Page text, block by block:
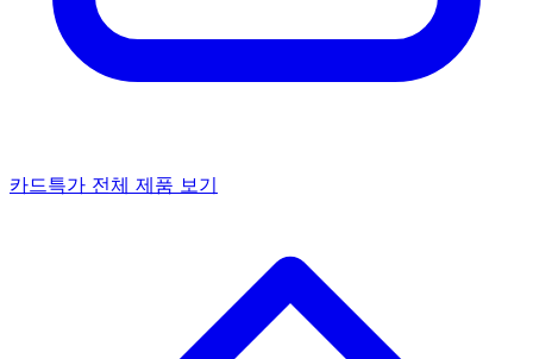
카드특가 전체 제품 보기